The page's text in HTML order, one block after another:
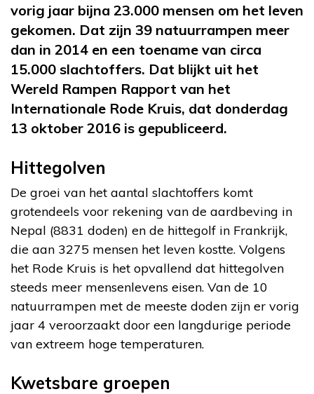
vorig jaar bijna 23.000 mensen om het leven
gekomen. Dat zijn 39 natuurrampen meer
dan in 2014 en een toename van circa
15.000 slachtoffers. Dat blijkt uit het
Wereld Rampen Rapport van het
Internationale Rode Kruis, dat donderdag
13 oktober 2016 is gepubliceerd.
Hittegolven
De groei van het aantal slachtoffers komt
grotendeels voor rekening van de aardbeving in
Nepal (8831 doden) en de hittegolf in Frankrijk,
die aan 3275 mensen het leven kostte. Volgens
het Rode Kruis is het opvallend dat hittegolven
steeds meer mensenlevens eisen. Van de 10
natuurrampen met de meeste doden zijn er vorig
jaar 4 veroorzaakt door een langdurige periode
van extreem hoge temperaturen.
Kwetsbare groepen